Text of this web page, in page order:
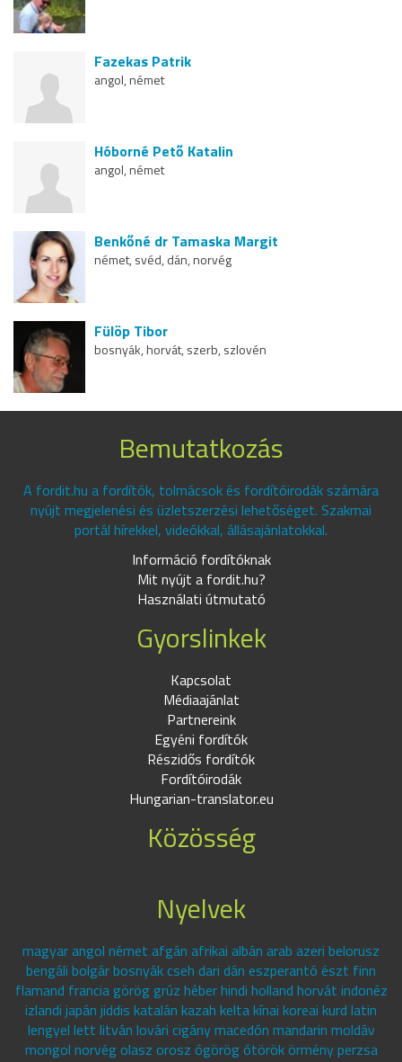
Fazekas Patrik
angol, német
Hóborné Pető Katalin
angol, német
Benkőné dr Tamaska Margit
német, svéd, dán, norvég
Fülöp Tibor
bosnyák, horvát, szerb, szlovén
Bemutatkozás
A fordit.hu a fordítók, tolmácsok és fordítóirodák számára
nyújt megjelenési és üzletszerzési lehetőséget. Szakmai
portál hírekkel, videókkal, állásajánlatokkal.
Információ fordítóknak
Mit nyújt a fordit.hu?
Használati útmutató
Gyorslinkek
Kapcsolat
Médiaajánlat
Partnereink
Egyéni fordítók
Részidős fordítók
Fordítóirodák
Hungarian-translator.eu
Közösség
Nyelvek
magyar angol német afgán afrikai albán arab azeri belorusz
bengáli bolgár bosnyák cseh dari dán eszperantó észt finn
flamand francia görög grúz héber hindi holland horvát indonéz
izlandi japán jiddis katalán kazah kelta kínai koreai kurd latin
lengyel lett litván lovári cigány macedón mandarin moldáv
mongol norvég olasz orosz ógörög ótörök örmény perzsa